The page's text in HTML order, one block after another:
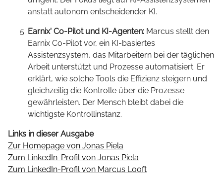
anstatt autonom entscheidender KI.
Earnix' Co-Pilot und KI-Agenten: Marcus stellt den
Earnix Co-Pilot vor, ein KI-basiertes
Assistenzsystem, das Mitarbeitern bei der täglichen
Arbeit unterstützt und Prozesse automatisiert. Er
erklärt, wie solche Tools die Effizienz steigern und
gleichzeitig die Kontrolle über die Prozesse
gewährleisten. Der Mensch bleibt dabei die
wichtigste Kontrollinstanz.
Links in dieser Ausgabe
Zur Homepage von Jonas Piela
Zum LinkedIn-Profil von Jonas Piela
Zum LinkedIn-Profil von Marcus Looft